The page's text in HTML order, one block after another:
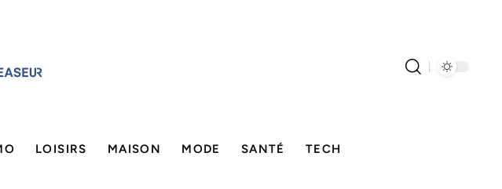
LOISIRS MAISON MODE SANTÉ TECH